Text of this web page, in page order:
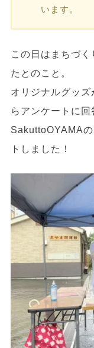
います。
この日はまちづ
たとのこと。
オリジナルグッ
らアンケートに回
SakuttoOYAMA
トしました！